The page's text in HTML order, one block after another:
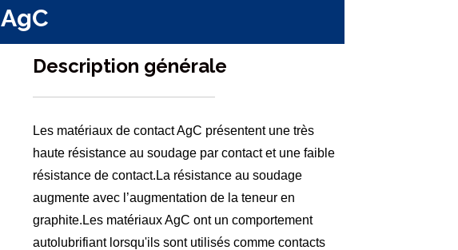
AgC
Description générale
Les matériaux de contact AgC présentent une très
haute résistance au soudage par contact et une faible
résistance de contact.La résistance au soudage
augmente avec l’augmentation de la teneur en
graphite.Les matériaux AgC ont un comportement
autolubrifiant lorsqu'ils sont utilisés comme contacts